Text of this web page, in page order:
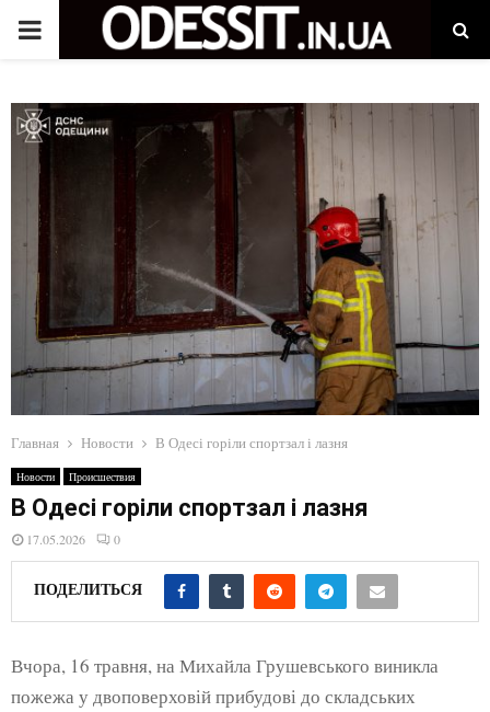
P
I
M
R
Y
M
E
N
U
Главная Новости В Одесі горіли спортзал і лазня
Новости Происшествия
В Одесі горіли спортзал і лазня
17.05.2026 0
ПОДЕЛИТЬСЯ
Вчора, 16 травня, на Михайла Грушевського виникла
пожежа у двоповерховій прибудові до складських